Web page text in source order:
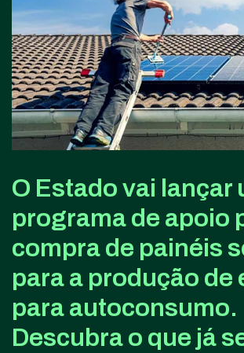
O Estado vai lançar
programa de apoio
compra de painéis
para a produção de
para autoconsumo.
Descubra o que já